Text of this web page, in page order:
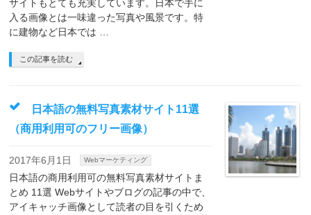
サイトもとても充実しています。日本で手に
入る画像とは一味違った写真や風景です。特
に建物など日本では …
この記事を読む
日本語の無料写真素材サイト11選
（商用利用可のフリー画像）
2017年6月1日 Webマーケティング
日本語の商用利用可の無料写真素材サイトま
とめ 11選 Webサイトやブログの記事の中で、
アイキャッチ画像として読者の目を引くため